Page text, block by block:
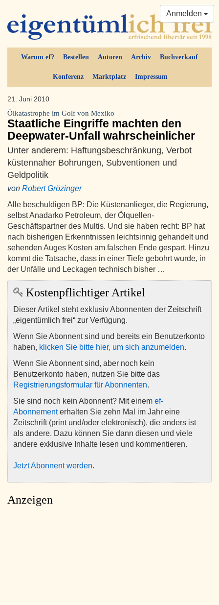
Warum ef? Bestellen Autoren Archiv Buchverkauf
Konferenz Marktplatz Impressum
Anmelden
21. Juni 2010
Ölkatastrophe im Golf von Mexiko
Staatliche Eingriffe machten den
Deepwater-Unfall wahrscheinlicher
Unter anderem: Haftungsbeschränkung, Verbot
küstennaher Bohrungen, Subventionen und
Geldpolitik
von Robert Grözinger
Alle beschuldigen BP: Die Küstenanlieger, die Regierung,
selbst Anadarko Petroleum, der Ölquellen-
Geschäftspartner des Multis. Und sie haben recht: BP hat
nach bisherigen Erkenntnissen leichtsinnig gehandelt und
sehenden Auges Kosten am falschen Ende gespart. Hinzu
kommt die Tatsache, dass in einer Tiefe gebohrt wurde, in
der Unfälle und Leckagen technisch bisher …
Kostenpflichtiger Artikel
Dieser Artikel steht exklusiv Abonnenten der Zeitschrift
„eigentümlich frei“ zur Verfügung.
Wenn Sie Abonnent sind und bereits ein Benutzerkonto
haben, klicken Sie bitte hier, um sich anzumelden.
Wenn Sie Abonnent sind, aber noch kein
Benutzerkonto haben, nutzen Sie bitte das
Registrierungsformular für Abonnenten.
Sie sind noch kein Abonnent? Mit einem ef-
Abonnementerhalten Sie zehn Mal im Jahr eine
Zeitschrift (print und/oder elektronisch), die anders ist
als andere. Dazu können Sie dann diesen und viele
andere exklusive Inhalte lesen und kommentieren.
Jetzt Abonnent werden.
Anzeigen